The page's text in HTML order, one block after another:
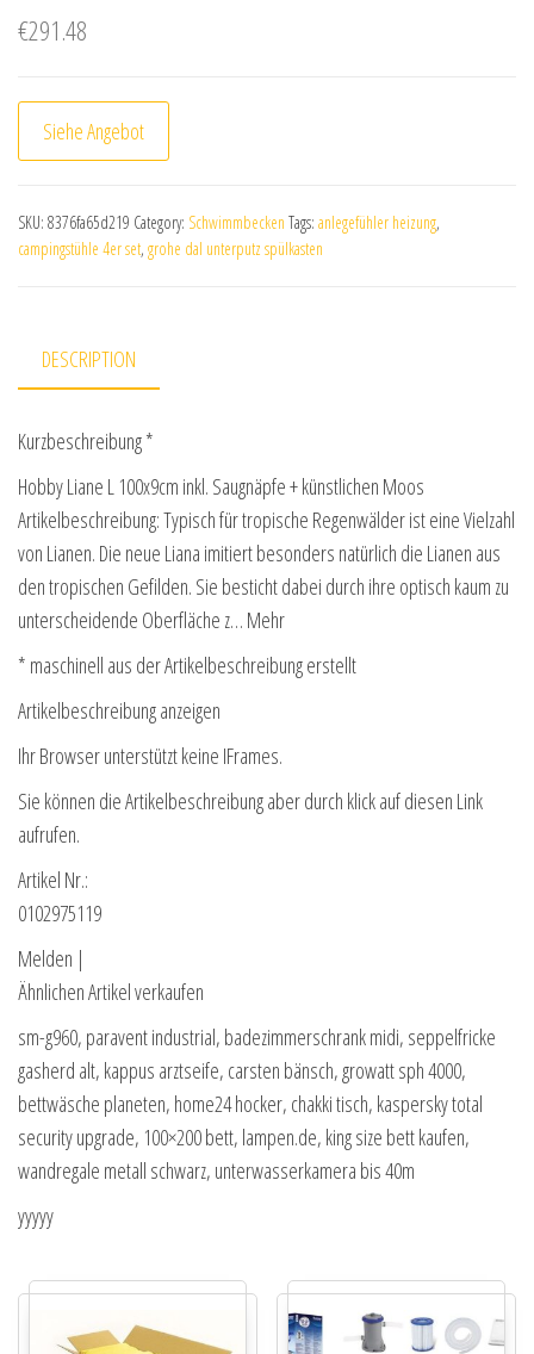
€291.48
Siehe Angebot
SKU: 8376fa65d219 Category: Schwimmbecken Tags: anlegefühler heizung,
campingstühle 4er set, grohe dal unterputz spülkasten
DESCRIPTION
Kurzbeschreibung *
Hobby Liane L 100x9cm inkl. Saugnäpfe + künstlichen Moos
Artikelbeschreibung: Typisch für tropische Regenwälder ist eine Vielzahl
von Lianen. Die neue Liana imitiert besonders natürlich die Lianen aus
den tropischen Gefilden. Sie besticht dabei durch ihre optisch kaum zu
unterscheidende Oberfläche z… Mehr
* maschinell aus der Artikelbeschreibung erstellt
Artikelbeschreibung anzeigen
Ihr Browser unterstützt keine IFrames.
Sie können die Artikelbeschreibung aber durch klick auf diesen Link
aufrufen.
Artikel Nr.:
0102975119
Melden |
Ähnlichen Artikel verkaufen
sm-g960, paravent industrial, badezimmerschrank midi, seppelfricke
gasherd alt, kappus arztseife, carsten bänsch, growatt sph 4000,
bettwäsche planeten, home24 hocker, chakki tisch, kaspersky total
security upgrade, 100×200 bett, lampen.de, king size bett kaufen,
wandregale metall schwarz, unterwasserkamera bis 40m
yyyyy